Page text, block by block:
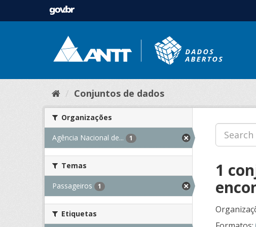
Conjuntos de dados
Organizações
Agência Nacional de... 1
Temas
Passageiros 1
Etiquetas
1